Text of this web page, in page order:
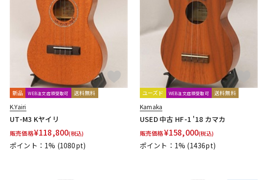
新品 WEB注文店頭受取可 送料無料
K.Yairi
UT-M3 Kヤイリ
販売価格¥118,800(税込)
ポイント：1% (1080pt)
ユーズド WEB注文店頭受取可 送料無料
Kamaka
USED 中古 HF-1 '18 カマカ
販売価格¥158,000(税込)
ポイント：1% (1436pt)